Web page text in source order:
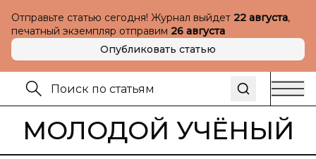
Отправьте статью сегодня! Журнал выйдет 22 августа,
печатный экземпляр отправим 26 августа
Опубликовать статью
МОЛОДОЙ УЧЁНЫЙ